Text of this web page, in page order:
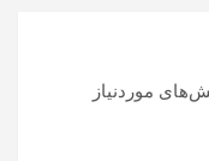
موردنیاز